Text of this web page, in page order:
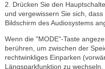
2. Drücken Sie den
und vergewissern Sie sich,
Bildschirm des Audiosystems
Wenn die "MODE"-Taste
berühren, um zwischen der
rechtwinkliges Einparken
Längsparkfunktion zu wechseln.